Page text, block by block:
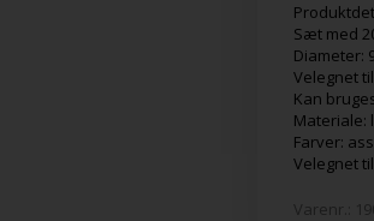
Sæt med
Diameter:
Velegnet
Kan
Materiale:
Farver:
Velegnet
Varenr.: